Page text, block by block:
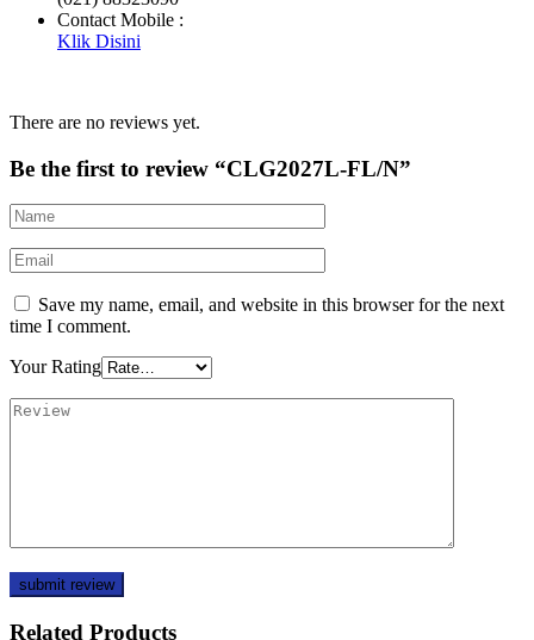
Contact Mobile :
Klik Disini
There are no reviews yet.
Be the first to review “CLG2027L-FL/N”
Save my name, email, and website in this browser for the next
time I comment.
Your Rating
Related Products